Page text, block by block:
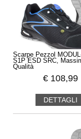
Scarpe Pezzol
S1P ESD SRC,
Qualità
€ 108,99
DETTAGLI